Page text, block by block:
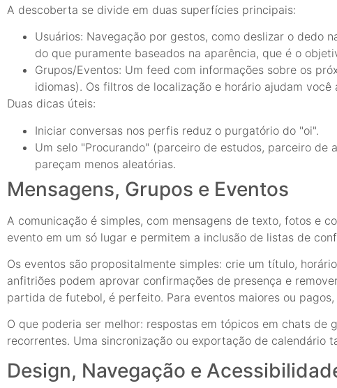
A descoberta se divide em duas superfícies principais:
Usuários: Navegação por gestos, como deslizar o dedo
do que puramente baseados na aparência, que é o
Grupos/Eventos: Um feed com informações sobre os
idiomas). Os filtros de localização e horário ajudam
Duas dicas úteis:
Iniciar conversas nos perfis reduz o purgatório do "oi".
Um selo "Procurando" (parceiro de estudos, parceiro
pareçam menos aleatórias.
Mensagens, Grupos e Eventos
A comunicação é simples, com mensagens de texto, fotos e
evento em um só lugar e permitem a inclusão de listas de
Os eventos são propositalmente simples: crie um título,
anfitriões podem aprovar confirmações de presença e
partida de futebol, é perfeito. Para eventos maiores ou
O que poderia ser melhor: respostas em tópicos em chats
recorrentes. Uma sincronização ou exportação de calendário
Design, Navegação e